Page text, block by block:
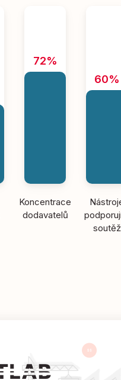
72%
Koncentrace
dodavatelů
60%
soutěž